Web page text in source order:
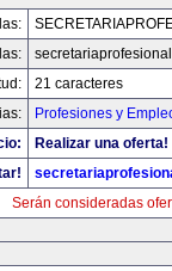
21 caracteres
Profesiones y
Realizar una oferta!
Serán consideradas